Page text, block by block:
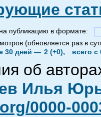
публикацию в формате:
(обновляется раз в
30 дней — 2 (+0), всего
об
Илья
0000-